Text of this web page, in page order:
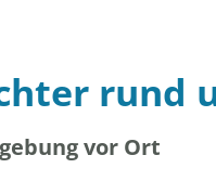
rund
vor Ort